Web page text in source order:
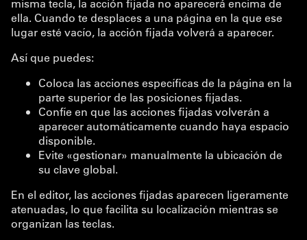
misma tecla, la acción fijada no aparecerá encima de
ella. Cuando te desplaces a una página en la que ese
lugar esté vacío, la acción fijada volverá a aparecer.
Así que puedes:
Coloca las acciones específicas de la página en la
parte superior de las posiciones fijadas.
Confíe en que las acciones fijadas volverán a
aparecer automáticamente cuando haya espacio
disponible.
Evite «gestionar» manualmente la ubicación de
su clave global.
En el editor, las acciones fijadas aparecen ligeramente
atenuadas, lo que facilita su localización mientras se
organizan las teclas.